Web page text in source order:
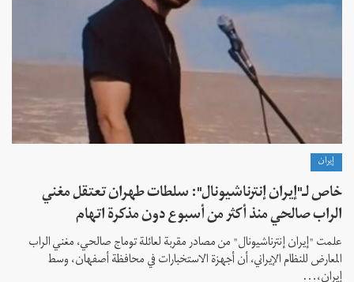
إيران
خاص لـ"إيران إنترناشيونال": سلطات طهران تعتقل مغني
الراب صالحي منذ أكثر من أسبوع دون مذكرة اتهام
علمت "إيران إنترناشيونال" من مصادر مقربة لعائلة توماج صالحي، مغني الراب
المعارض للنظام الإيراني، أن أجهزة الاستخبارات في محافظة أصفهان، وسط